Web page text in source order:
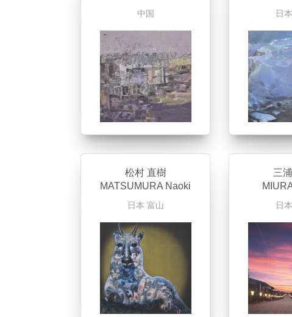
中国 日本
松村 直樹
MATSUMURA Naoki
日本 富山
三
日本